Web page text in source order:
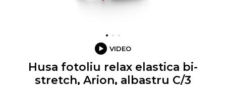
VIDEO
Husa fotoliu relax elastica bi-
stretch, Arion, albastru C/3